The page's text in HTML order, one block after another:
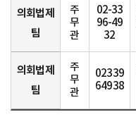
의회법제
팀
주
무
관
02-33
96-49
32
의회법제
팀
주
무
관
02339
64938